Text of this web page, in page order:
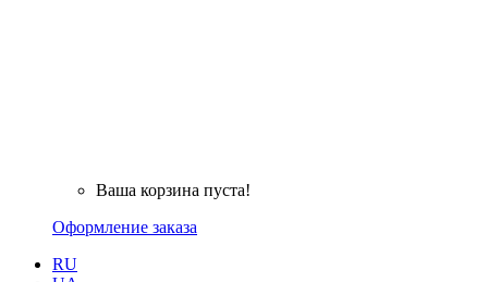
Ваша корзина пуста!
Оформление заказа
RU